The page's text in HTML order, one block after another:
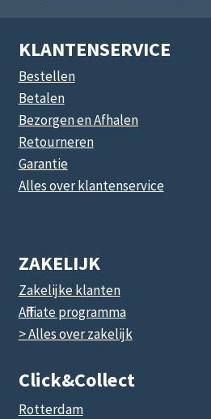
KLANTENSERVICE
Bestellen
Betalen
Bezorgen en Afhalen
Retourneren
Garantie
Alles over klantenservice
ZAKELIJK
Zakelijke klanten
Affiliate programma
> Alles over zakelijk
Click&collect
Rotterdam